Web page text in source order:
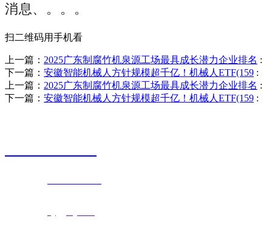
消息、。。。
扫二维码用手机看
上一篇： 2025广东制腐竹机泉源工场最具成长潜力企业排名 :
下一篇： 安徽智能机械人方针规模超千亿！机械人ETF(159 :
上一篇： 2025广东制腐竹机泉源工场最具成长潜力企业排名 :
下一篇： 安徽智能机械人方针规模超千亿！机械人ETF(159 :